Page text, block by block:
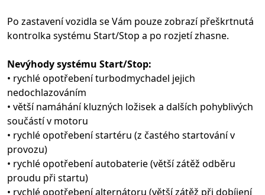
Po zastavení vozidla se Vám pouze zobrazí přeškrtnutá
kontrolka systému Start/Stop a po rozjetí zhasne.
Nevýhody systému Start/Stop:
• rychlé opotřebení turbodmychadel jejich
nedochlazováním
• větší namáhání kluzných ložisek a dalších pohyblivých
součástí v motoru
• rychlé opotřebení startéru (z častého startování v
provozu)
• rychlé opotřebení autobaterie (větší zátěž odběru
proudu při startu)
• rychlé opotřebení alternátoru (větší zátěž při dobíjení